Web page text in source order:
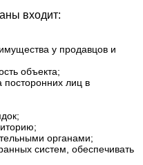
входит:
у продавцов и
объекта;
посторонних лиц в
органами;
систем, обеспечивать